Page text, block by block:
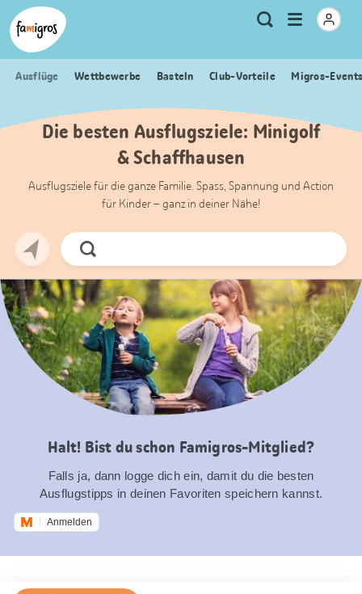
Sprungmarken
Navigation
Header
Logo
Meta
Navigation
Suche
Menu
öffnen
Ausflüge Wettbewerbe Basteln Club-Vorteile Migros-
Die besten Ausflugsziele: Minigolf
& Schaffhausen
Ausflugsziele für die ganze Familie. Spass, Spannung und Action
für Kinder – ganz in deiner Nähe!
Jetzt
Suchen
Halt! Bist du schon Famigros-Mitglied?
Falls ja, dann logge dich ein, damit du die besten
Ausflugstipps in deinen Favoriten speichern kannst.
Anmelden